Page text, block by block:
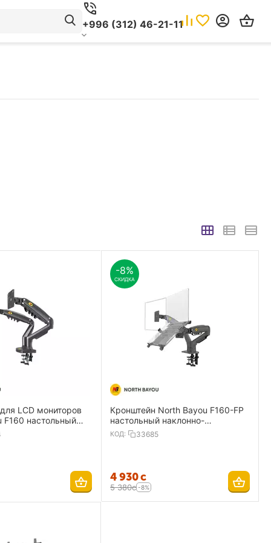
+996 (312) 46-21-11
LCD мониторов
F160 настольный
17"-27"
-8%
СКИДКА
Кронштейн North Bayou F160-FP
настольный наклонно-
поворотный 17"-27"
КОД: 33685
4 930с
5 380с -8%